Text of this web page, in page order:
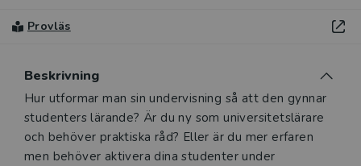
Provläs
Beskrivning
Beskrivning
Hur utformar man sin undervisning så att den gynnar
studenters lärande? Är du ny som universitetslärare
och behöver praktiska råd? Eller är du mer erfaren
men behöver aktivera dina studenter under